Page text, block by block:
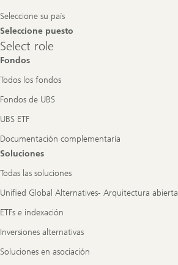
Seleccione su país
Seleccione puesto
Select
role
Select role
Fondos
Todos los fondos
Fondos de UBS
UBS ETF
Documentación complementaría
Soluciones
Todas las soluciones
Unified Global Alternatives- Arquitectura abierta
ETFs e indexación
Inversiones alternativas
Soluciones en asociación